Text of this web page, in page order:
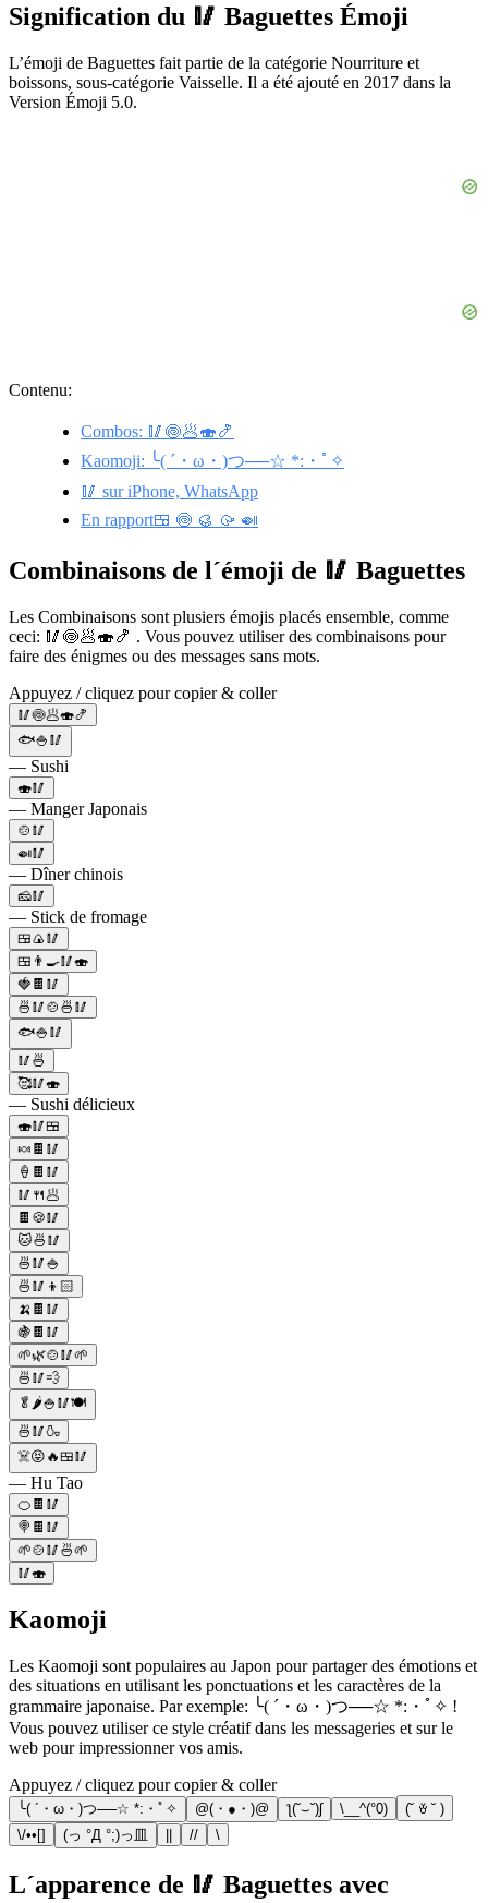
Signification du 🥢 Baguettes Émoji
L’émoji de Baguettes fait partie de la catégorie Nourriture et
boissons, sous-catégorie Vaisselle. Il a été ajouté en 2017 dans la
Version Émoji 5.0.
Contenu:
Combos: 🥢🍥🥟🍣🍤
Kaomoji: ╰( ´・ω・)つ──☆ *:・ﾟ✧
🥢 sur iPhone, WhatsApp
En rapport🍱 🍥 🥮 🥠 🍛
Combinaisons de l´émoji de 🥢 Baguettes
Les Combinaisons sont plusiers émojis placés ensemble, comme
ceci: 🥢🍥🥟🍣🍤 . Vous pouvez utiliser des combinaisons pour
faire des énigmes ou des messages sans mots.
Appuyez / cliquez pour copier & coller
🥢🍥🥟🍣🍤
🐟🍚🥢
— Sushi
🍣🥢
— Manger Japonais
🍲🥢
🍛🥢
— Dîner chinois
🧀🥢
— Stick de fromage
🍱🍙🥢
🍱👨‍🍳🥢🍣
🍓🍫🥢
🍜🥢🍲🍜🥢
🐟🍚🥢
🥢🍜
🥰🥢🍣
— Sushi délicieux
🍣🥢🍱
🍬🍫🥢
🍦🍫🥢
🥢🍴🥟
🍫🍪🥢
🐱🍜🥢
🍜🥢🍚
🍜🥢👦🏻
🍌🍫🥢
🍇🍫🥢
🌱🌿🍲🥢🌱
🍜🥢💨
🥬🌶️🍚🥢🍽️
🍜🥢🍶
☠️😝🔥🍱🥢
— Hu Tao
🍊🍫🥢
🍭🍫🥢
🌱🍲🥢🍜🌱
🥢🍣
Kaomoji
Les Kaomoji sont populaires au Japon pour partager des émotions et
des situations en utilisant les ponctuations et les caractères de la
grammaire japonaise. Par exemple: ╰( ´・ω・)つ──☆ *:・ﾟ✧ !
Vous pouvez utiliser ce style créatif dans les messageries et sur le
web pour impressionner vos amis.
Appuyez / cliquez pour copier & coller
╰( ´・ω・)つ──☆ *:・ﾟ✧ @(・●・)@ ƪ(˘⌣˘)ʃ \__^(°0)
(˘ ꈊ ˘ )
\/••[]
(っ °Д °;)っ皿 // \
L´apparence de 🥢 Baguettes avec